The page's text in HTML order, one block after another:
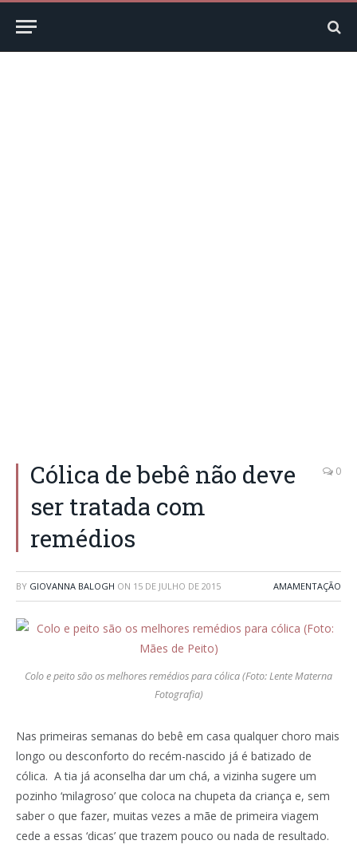
Cólica de bebê não deve
ser tratada com
remédios
0
BY GIOVANNA BALOGH ON 15 DE JULHO DE 2015 AMAMENTAÇÃO
Colo e peito são os melhores remédios para cólica (Foto: Lente Materna
Fotografia)
Nas primeiras semanas do bebê em casa qualquer choro mais
longo ou desconforto do recém-nascido já é batizado de
cólica. A tia já aconselha dar um chá, a vizinha sugere um
pozinho ‘milagroso’ que coloca na chupeta da criança e, sem
saber o que fazer, muitas vezes a mãe de primeira viagem
cede a essas ‘dicas’ que trazem pouco ou nada de resultado.